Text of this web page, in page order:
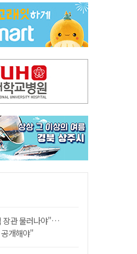
월까지 반값 여행 혜택 제공
상 보는 듯" 검찰 내부서 지탄
영양 젖소농장… "일할 사람이 없어"
장관 물러나야"…
개해야"